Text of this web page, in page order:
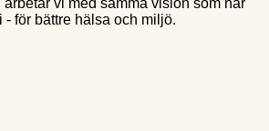
vi med samma vision som när
för bättre hälsa och miljö.